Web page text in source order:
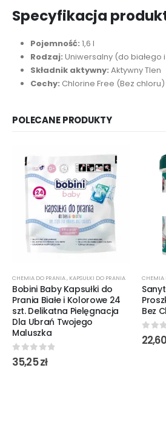
Specyfikacja
Pojemność: 1,6 l
Rodzaj: Uniwersalny (do białego
Składnik aktywny: Aktywny Tlen
Cechy: Chlorine Free (Bez chloru)
POLECANE PRODUKTY
CHEMIA DO PRANIA, KAPSUŁKI DO PRANIA
Bobini Baby Kapsułki do
Prania Białe i Kolorowe 24
szt. Delikatna Pielęgnacja
Dla Ubrań Twojego
Maluszka
0out of 5
35,25zł
CHEMIA
Bez
0out of
22,60